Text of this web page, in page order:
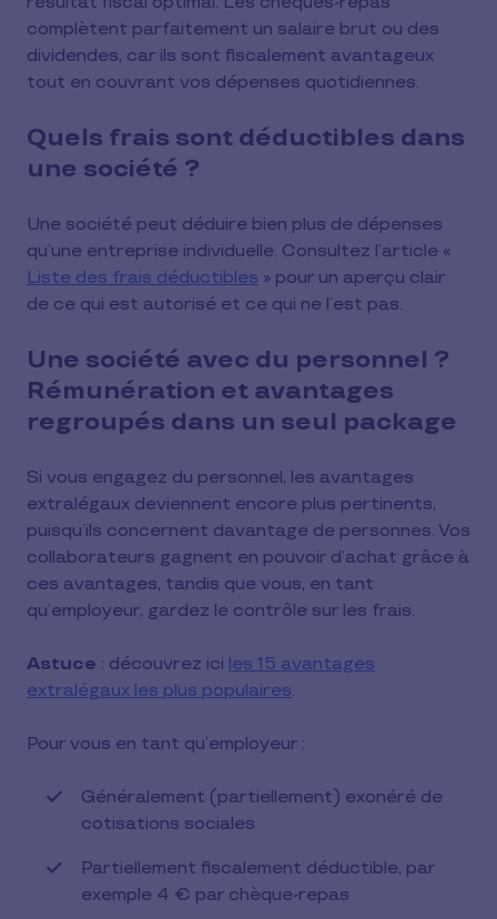
complètent parfaitement un salaire brut ou des
dividendes, car ils sont fiscalement avantageux
tout en couvrant vos dépenses quotidiennes.
Quels frais sont déductibles dans
une société ?
Une société peut déduire bien plus de dépenses
qu’une entreprise individuelle. Consultez l’article «
Liste des frais déductibles » pour un aperçu clair
de ce qui est autorisé et ce qui ne l’est pas.
Une société avec du personnel ?
Rémunération et avantages
regroupés dans un seul package
Si vous engagez du personnel, les avantages
extralégaux deviennent encore plus pertinents,
puisqu’ils concernent davantage de personnes. Vos
collaborateurs gagnent en pouvoir d’achat grâce à
ces avantages, tandis que vous, en tant
qu’employeur, gardez le contrôle sur les frais.
Astuce : découvrez ici les 15 avantages
extralégaux les plus populaires.
Pour vous en tant qu’employeur :
Généralement (partiellement) exonéré de
cotisations sociales
Partiellement fiscalement déductible, par
exemple 4 € par chèque-repas